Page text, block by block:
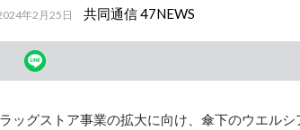
年2月25日 共同通信 47NEWS
ッグストア事業の拡大に向け、傘下のウエル